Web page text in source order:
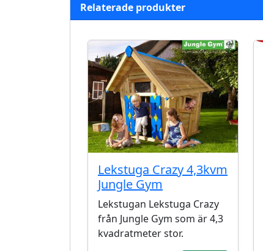
Relaterade produkter
Lekstuga Crazy 4,3kvm
Jungle Gym
Lekstugan Lekstuga Crazy
från Jungle Gym som är 4,3
kvadratmeter stor.